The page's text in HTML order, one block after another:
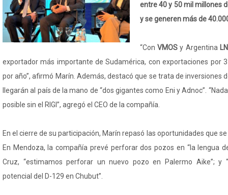
entre 40 y 50 mil millones
y se generen más de
“ConVMOSy Argentina
exportador más importante de Sudamérica, con exportaciones por
por año”, afirmó Marín. Además, destacó que se trata de inversiones
llegarán al país de la mano de “dos gigantes como Eni y Adnoc”.
posible sin el RIGI”, agregó el CEO de la compañía.
En el cierre de su participación, Marín repasó las oportunidades que
En Mendoza, la compañía prevé perforar dos pozos en “la lengua
Cruz, “estimamos perforar un nuevo pozo en Palermo Aike”; y
potencial del D-129 en Chubut”.